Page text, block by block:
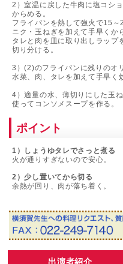
2）室温に戻した牛肉に塩コシ
からめる。
フライパンを熱して強火で15
ニク・玉ねぎを加えて手早くか
タレと肉を皿に取り出しラップ
切り分ける。
3）(2)のフライパンに残りのオ
水菜、肉、タレを加えて手早く
4）適量の水、薄切りにした玉
使ってコンソメスープを作る。
ポイント
1）しょうゆタレでさっと煮る
火が通りすぎないので安心。
2）少し置いてから切る
余熱が回り、肉が落ち着く。
出演者紹介